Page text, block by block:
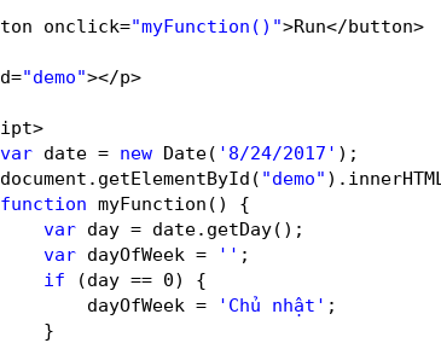
onclick="myFunction()">Run</button>
"demo"></p>
var date = new Date( '8/24/2017' );
document.getElementById( "demo"
function myFunction() {
var day = date.getDay();
var dayOfWeek = '' ;
if
(day == 0) {
dayOfWeek =
'Chủ nhật' ;
}